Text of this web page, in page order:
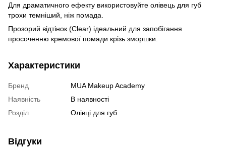
Для драматичного ефекту використовуйте олівець для губ
трохи темніший, ніж помада.
Прозорий відтінок (Clear) ідеальний для запобігання
просоченню кремової помади крізь зморшки.
Характеристики
Бренд
MUA Makeup Academy
Наявність
В наявності
Розділ
Олівці для губ
Відгуки